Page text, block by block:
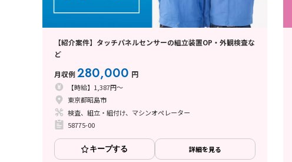
【紹介案件】タッチパネルセンサーの組立装置OP・外観検査な
ど
月収例280,000 円
【時給】1,387円～
東京都昭島市
検査、組立・組付け、マシンオペレーター
58775-00
キープする 詳細を見る